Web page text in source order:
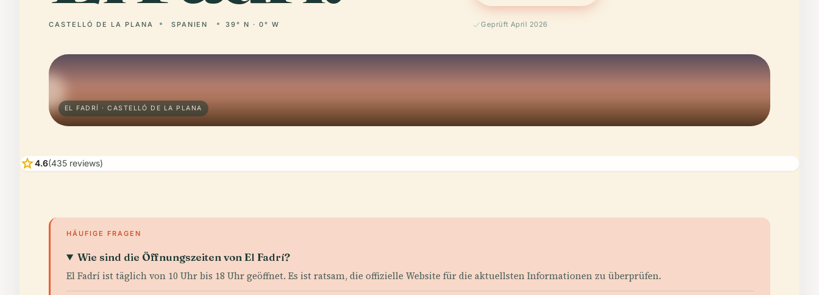
CASTELLÓ DE LA PLANA SPANIEN 39° N · 0° W Geprüft April 2026
EL FADRÍ · CASTELLÓ DE LA PLANA
star4.6(435 reviews)
HÄUFIGE FRAGEN
Wie sind die Öffnungszeiten von El Fadrí?
El Fadrí ist täglich von 10 Uhr bis 18 Uhr geöffnet. Es ist ratsam, die offizielle Website für die aktuellsten Informationen zu überprüfen.